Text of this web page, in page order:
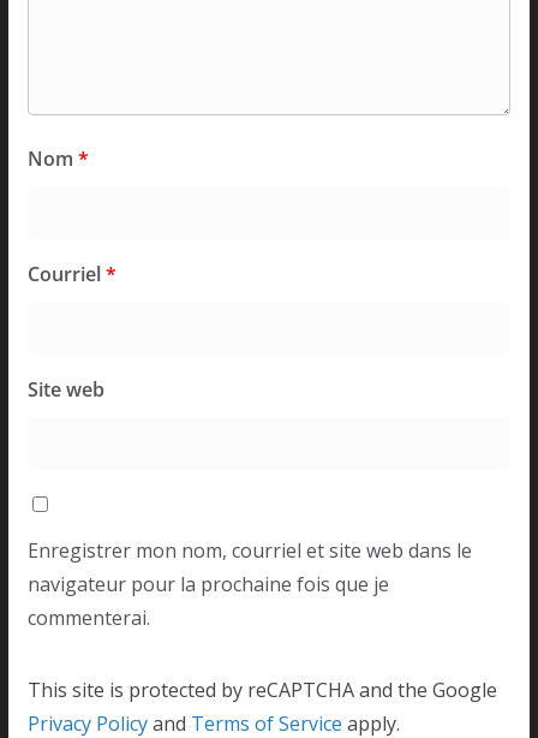
Nom *
Courriel*
Site web
Enregistrer mon nom, courriel et site web dans le
navigateur pour la prochaine fois que je
commenterai.
This site is protected by reCAPTCHA and the Google
Privacy Policyand Terms of Service apply.